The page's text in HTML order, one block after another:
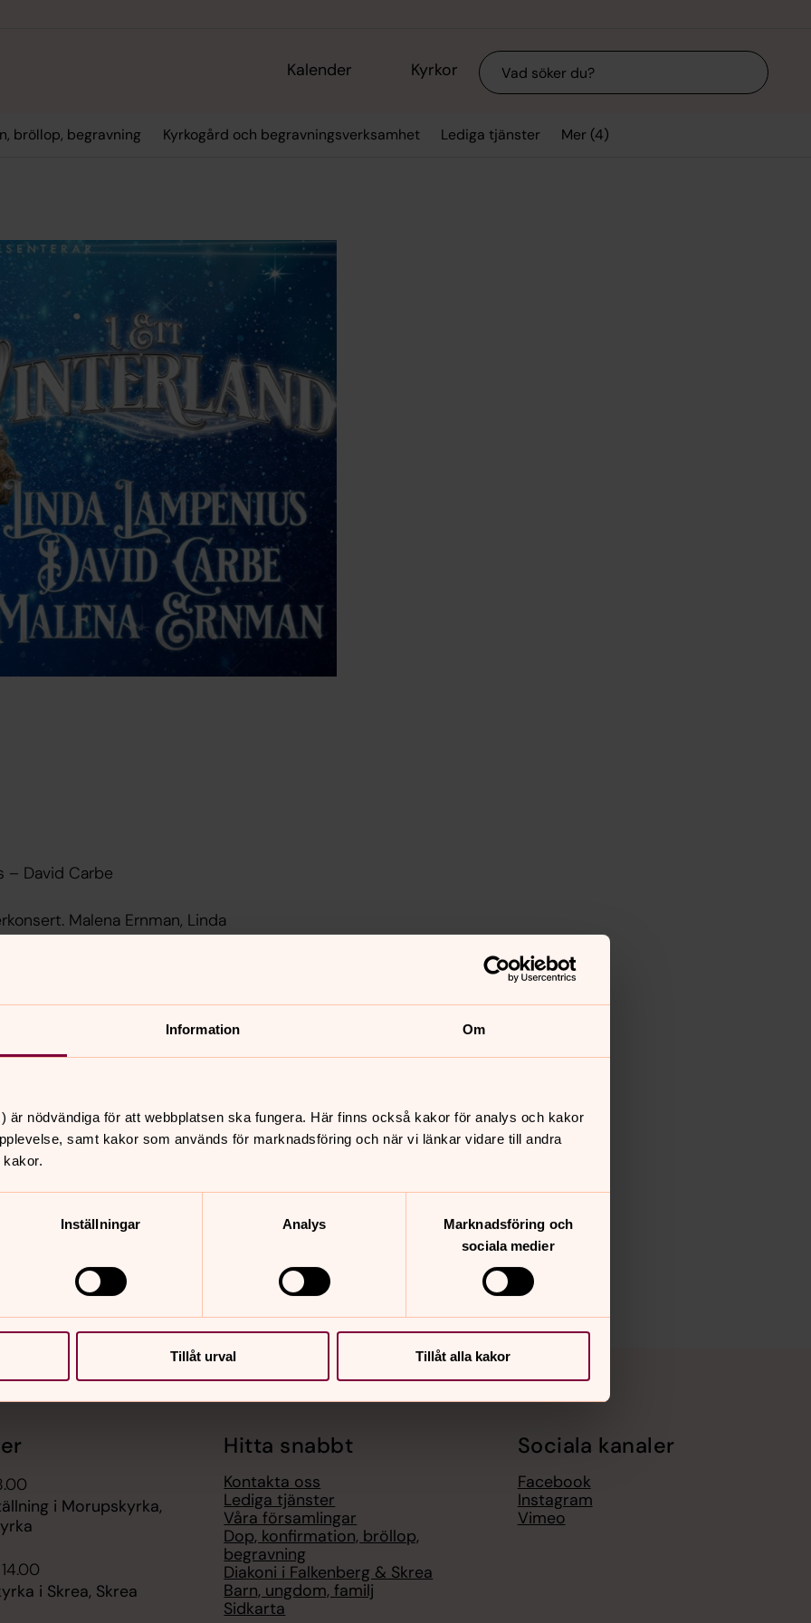
Information Om
är nödvändiga för att webbplatsen ska fungera. Här finns också kakor för analys och kakor
samt kakor som används för marknadsföring och när vi länkar vidare till andra
Inställningar Analys
Marknadsföring och
sociala medier
Tillåt urval Tillåt alla kakor
Kalender Kyrkor Sök
bröllop, begravning Kyrkogård och begravningsverksamhet Lediga tjänster Mer (4)
– David Carbe
Malena Ernman, Linda
entertainers, bjuder publiken på
Vi vågar utlova mycket skratt,
från "Koppången" och "Ave Maria" till
i Morupskyrka,
i Skrea, Skrea
Hitta snabbt
Kontakta oss
Lediga tjänster
Våra församlingar
Dop, konfirmation, bröllop,
begravning
Diakoni i Falkenberg & Skrea
Barn, ungdom, familj
Sidkarta
Sociala kanaler
Facebook
Instagram
Vimeo